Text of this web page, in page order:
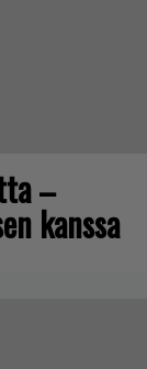
–
kanssa